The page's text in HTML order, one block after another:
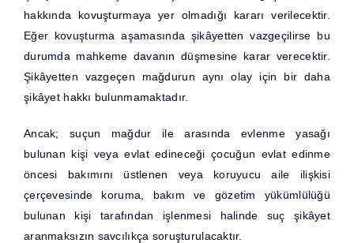
hakkında kovuşturmaya yer olmadığı kararı verilecektir.
Eğer kovuşturma aşamasında şikâyetten vazgeçilirse bu
durumda mahkeme davanın düşmesine karar verecektir.
Şikâyetten vazgeçen mağdurun aynı olay için bir daha
şikâyet hakkı bulunmamaktadır.
Ancak; suçun mağdur ile arasında evlenme yasağı
bulunan kişi veya evlat edineceği çocuğun evlat edinme
öncesi bakımını üstlenen veya koruyucu aile ilişkisi
çerçevesinde koruma, bakım ve gözetim yükümlülüğü
bulunan kişi tarafından işlenmesi halinde suç şikâyet
aranmaksızın savcılıkça soruşturulacaktır.